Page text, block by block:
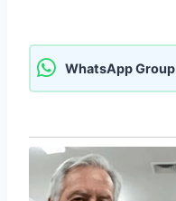
WhatsApp Group